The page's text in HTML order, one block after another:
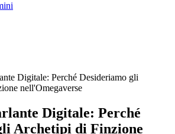
Digitale: Perché Desideriamo gli
nell'Omegaverse
Digitale: Perché
Archetipi di Finzione